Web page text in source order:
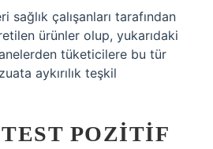
sağlık çalışanları tarafından
ürünler olup, yukarıdaki
tüketicilere bu tür
aykırılık teşkil
POZITIF